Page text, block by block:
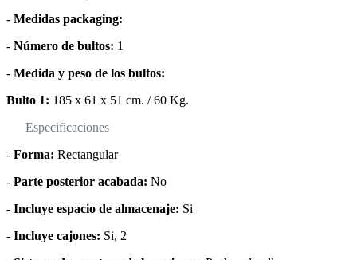
- Medidas packaging:
- Número de bultos: 1
- Medida y peso de los bultos:
Bulto 1: 185 x 61 x 51 cm. / 60 Kg.
Especificaciones
- Forma: Rectangular
- Parte posterior acabada: No
- Incluye espacio de almacenaje: Si
- Incluye cajones: Si, 2